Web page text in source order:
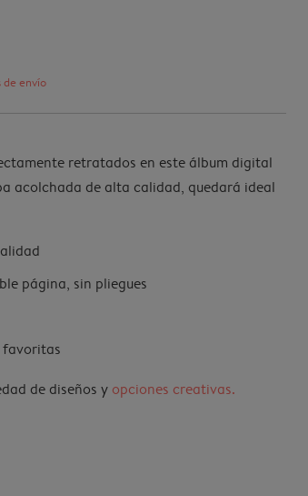
de envío
retratados en este álbum digital
acolchada de alta calidad, quedará ideal
página, sin pliegues
favoritas
de diseños y opciones creativas.